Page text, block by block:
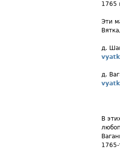
1765
Эти
д.
д.
В